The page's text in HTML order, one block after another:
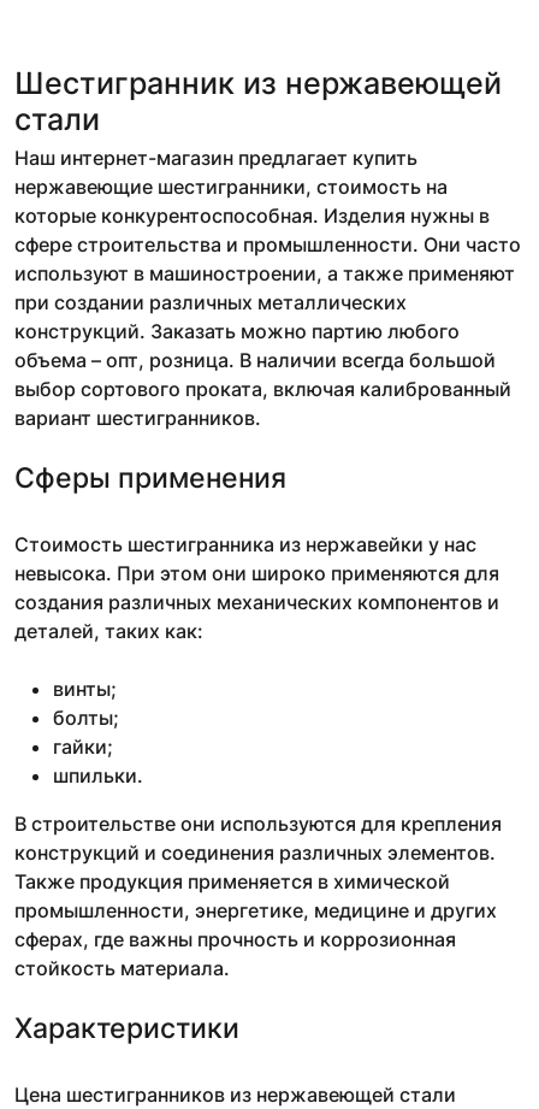
Шестигранник из нержавеющей
стали
Наш интернет-магазин предлагает купить
нержавеющие шестигранники, стоимость на
которые конкурентоспособная. Изделия нужны в
сфере строительства и промышленности. Они часто
используют в машиностроении, а также применяют
при создании различных металлических
конструкций. Заказать можно партию любого
объема – опт, розница. В наличии всегда большой
выбор сортового проката, включая калиброванный
вариант шестигранников.
Сферы применения
Стоимость шестигранника из нержавейки у нас
невысока. При этом они широко применяются для
создания различных механических компонентов и
деталей, таких как:
винты;
болты;
гайки;
шпильки.
В строительстве они используются для крепления
конструкций и соединения различных элементов.
Также продукция применяется в химической
промышленности, энергетике, медицине и других
сферах, где важны прочность и коррозионная
стойкость материала.
Характеристики
Цена шестигранников из нержавеющей стали